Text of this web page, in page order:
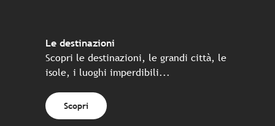
Le destinazioni
Scopri le destinazioni, le grandi città, le
isole, i luoghi imperdibili...
Scopri